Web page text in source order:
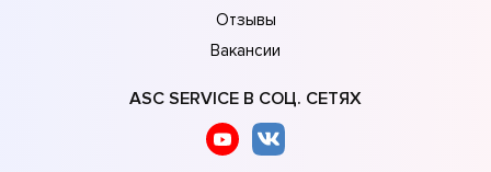
Отзывы
Вакансии
ASC SERVICE В СОЦ. СЕТЯХ